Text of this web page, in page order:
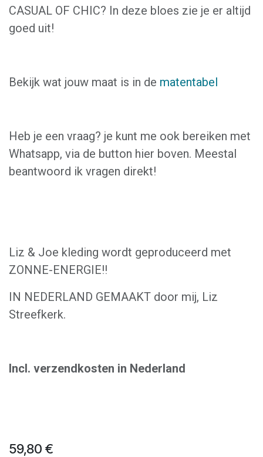
CASUAL OF CHIC? In deze bloes zie je er altijd
goed uit!
Bekijk wat jouw maat is in de matentabel
Heb je een vraag? je kunt me ook bereiken met
Whatsapp, via de button hier boven. Meestal
beantwoord ik vragen direkt!
Liz & Joe kleding wordt geproduceerd met
ZONNE-ENERGIE!!
IN NEDERLAND GEMAAKT door mij, Liz
Streefkerk.
Incl. verzendkosten in Nederland
59,80 €